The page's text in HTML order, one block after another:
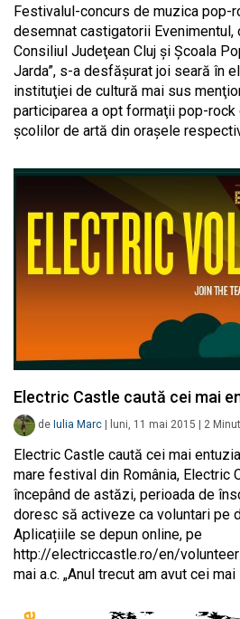
Festivalul-concurs de muzica pop-
desemnat castigatorii Evenimentul,
Consiliul Judeţean Cluj şi Şcoala
Jarda”, s-a desfăşurat joi seară în
instituţiei de cultură mai sus
participarea a opt formaţii pop-rock
şcolilor de artă din oraşele
Electric Castle caută cei mai
de Iulia Marc luni, 11 mai 2015 2
Electric Castle caută cei mai
mare festival din România, Electric
începând de astăzi, perioada de
doresc să activeze ca voluntari pe
Aplicațiile se depun online, pe
http://electriccastle.ro/en/
mai a.c. „Anul trecut am avut cei